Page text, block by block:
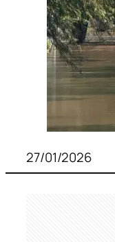
27/01/2026